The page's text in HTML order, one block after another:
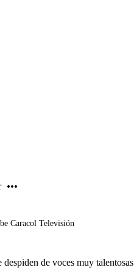
Caracol Televisión
de voces muy talentosas